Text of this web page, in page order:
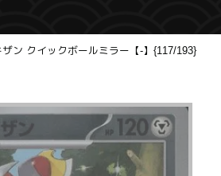
ザン クイックボールミラー【-】{117/193}